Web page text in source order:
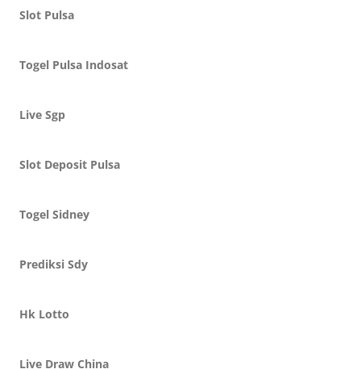
Slot Pulsa
Togel Pulsa Indosat
Live Sgp
Slot Deposit Pulsa
Togel Sidney
Prediksi Sdy
Hk Lotto
Live Draw China